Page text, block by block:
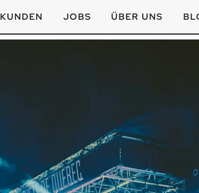
KUNDEN JOBS ÜBER UNS